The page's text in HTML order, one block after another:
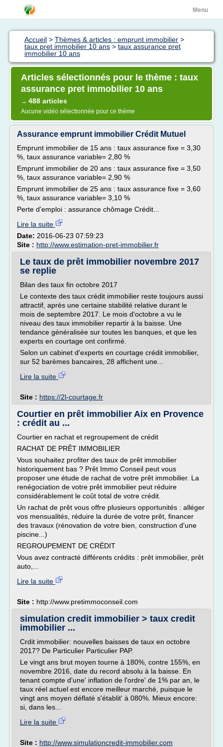
Menu
Accueil > Thèmes & articles : emprunt immobilier >
taux pret immobilier 10 ans > taux assurance pret
immobilier 10 ans
Articles sélectionnés pour le thème : taux
assurance pret immobilier 10 ans
→ 488 articles
Aucune vidéo sélectionnée pour ce thème
Assurance emprunt immobilier Crédit Mutuel
Emprunt immobilier de 15 ans : taux assurance fixe = 3,30
%, taux assurance variable= 2,80 %
Emprunt immobilier de 20 ans : taux assurance fixe = 3,50
%, taux assurance variable= 2,90 %
Emprunt immobilier de 25 ans : taux assurance fixe = 3,60
%, taux assurance variable= 3,10 %
Perte d'emploi : assurance chômage Crédit...
Lire la suite
Date: 2016-06-23 07:59:23
Site : http://www.estimation-pret-immobilier.fr
Le taux de prêt immobilier novembre 2017
se replie
Bilan des taux fin octobre 2017
Le contexte des taux crédit immobilier reste toujours aussi
attractif, après une certaine stabilité relative durant le
mois de septembre 2017. Le mois d'octobre a vu le
niveau des taux immobilier repartir à la baisse. Une
tendance généralisée sur toutes les banques, et que les
experts en courtage ont confirmé.
Selon un cabinet d'experts en courtage crédit immobilier,
sur 52 barèmes bancaires, 28 affichent une...
Lire la suite
Site : https://2l-courtage.fr
Courtier en prêt immobilier Aix en Provence
: crédit au ...
Courtier en rachat et regroupement de crédit
RACHAT DE PRÊT IMMOBILIER
Vous souhaitez profiter des taux de prêt immobilier
historiquement bas ? Prêt Immo Conseil peut vous
proposer une étude de rachat de votre prêt immobilier. La
renégociation de votre prêt immobilier peut réduire
considérablement le coût total de votre crédit.
Un rachat de prêt vous offre plusieurs opportunités : alléger
vos mensualités, réduire la durée de votre prêt, financer
des travaux (rénovation de votre bien, construction d'une
piscine...)
REGROUPEMENT DE CRÉDIT
Vous avez contracté différents crédits : prêt immobilier, prêt
auto,...
Lire la suite
Site : http://www.pretimmoconseil.com
simulation credit immobilier > taux credit
immobilier ...
Crdit immobilier: nouvelles baisses de taux en octobre
2017? De Particulier Particulier PAP.
Le vingt ans brut moyen tourne à 180%, contre 155%, en
novembre 2016, date du record absolu à la baisse. En
tenant compte d'une' inflation de l'ordre' de 1% par an, le
taux réel actuel est encore meilleur marché, puisque le
vingt ans moyen déflaté s'établit' à 080%. Mieux encore:
si, dans les...
Lire la suite
Site : http://www.simulationcredit-immobilier.com